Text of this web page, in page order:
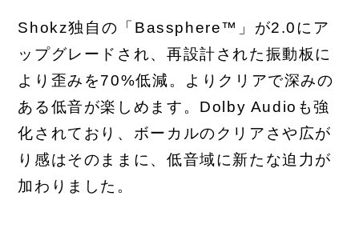
Shokz独自の「Bassphere™」が2.0にア
ップグレードされ、再設計された振動板に
より歪みを70%低減。よりクリアで深みの
ある低音が楽しめます。Dolby Audioも強
化されており、ボーカルのクリアさや広が
り感はそのままに、低音域に新たな迫力が
加わりました。